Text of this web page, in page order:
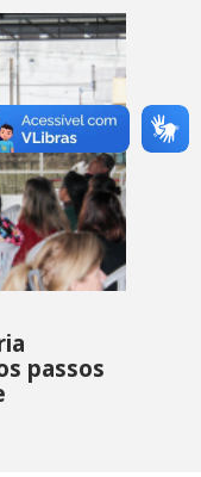
passos